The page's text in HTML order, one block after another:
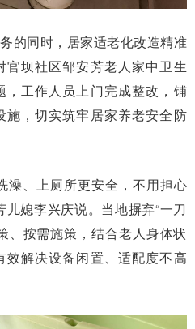
的同时，居家适老化改造精准
坝社区邹安芳老人家中卫生
，工作人员上门完成整改，铺
，切实筑牢居家养老安全防
澡、上厕所更安全，不用担心
媳李兴庆说。当地摒弃“一刀
、按需施策，结合老人身体状
解决设备闲置、适配度不高